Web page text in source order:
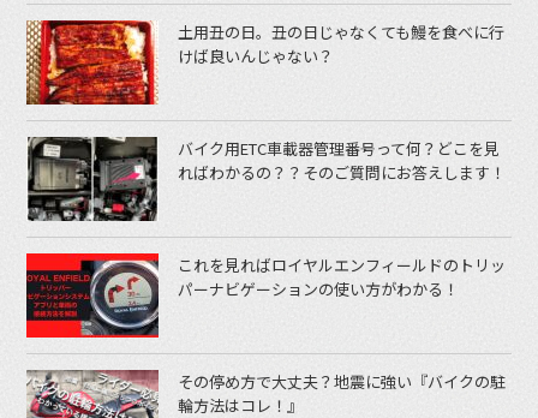
土用丑の日。丑の日じゃなくても鰻を食べに行
けば良いんじゃない？
バイク用ETC車載器管理番号って何？どこを見
ればわかるの？？そのご質問にお答えします！
これを見ればロイヤルエンフィールドのトリッ
パーナビゲーションの使い方がわかる！
その停め方で大丈夫？地震に強い『バイクの駐
輪方法はコレ！』